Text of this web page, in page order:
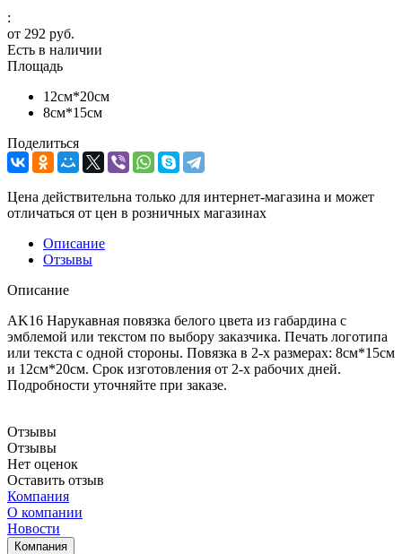
:
от 292 руб.
Есть в наличии
Площадь
12см*20см
8см*15см
Поделиться
Цена действительна только для интернет-магазина и может
отличаться от цен в розничных магазинах
Описание
Отзывы
Описание
AK16 Нарукавная повязка белого цвета из габардина с
эмблемой или текстом по выбору заказчика. Печать логотипа
или текста с одной стороны. Повязка в 2-х размерах: 8см*15см
и 12см*20см. Срок изготовления от 2-х рабочих дней.
Подробности уточняйте при заказе.
Отзывы
Отзывы
Нет оценок
Оставить отзыв
Компания
О компании
Новости
Компания